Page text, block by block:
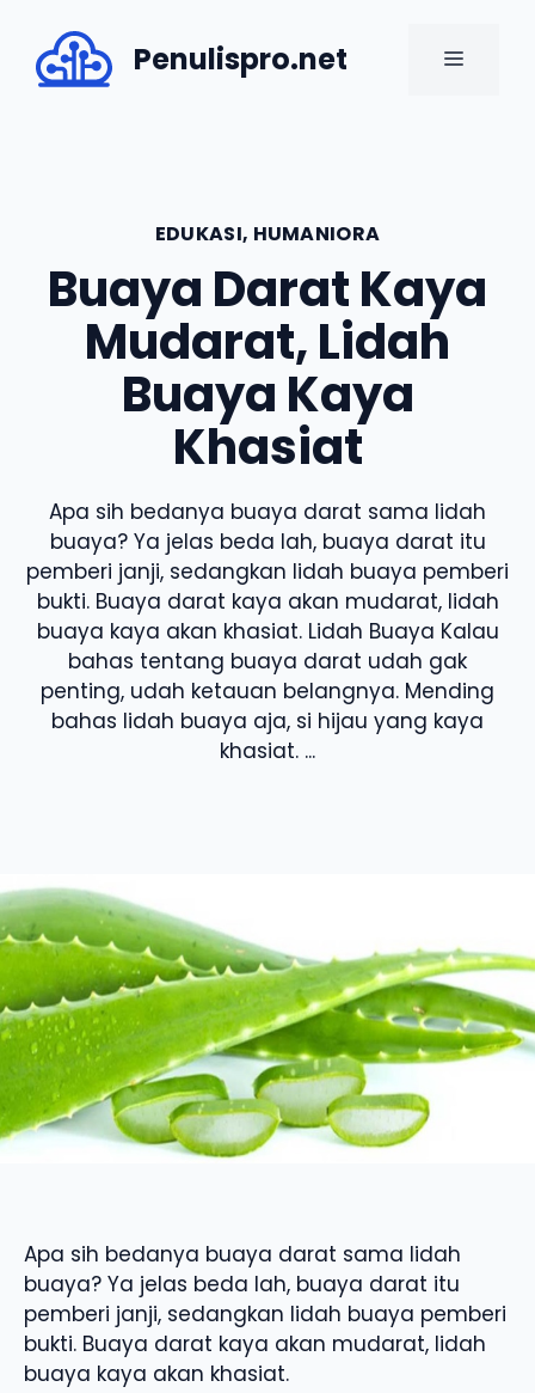
content
Penulispro.net MENU
EDUKASI, HUMANIORA
Buaya Darat Kaya
Mudarat, Lidah
Buaya Kaya
Khasiat
Apa sih bedanya buaya darat sama lidah
buaya? Ya jelas beda lah, buaya darat itu
pemberi janji, sedangkan lidah buaya pemberi
bukti. Buaya darat kaya akan mudarat, lidah
buaya kaya akan khasiat. Lidah Buaya Kalau
bahas tentang buaya darat udah gak
penting, udah ketauan belangnya. Mending
bahas lidah buaya aja, si hijau yang kaya
khasiat. ...
Apa sih bedanya buaya darat sama lidah
buaya? Ya jelas beda lah, buaya darat itu
pemberi janji, sedangkan lidah buaya pemberi
bukti. Buaya darat kaya akan mudarat, lidah
buaya kaya akan khasiat.